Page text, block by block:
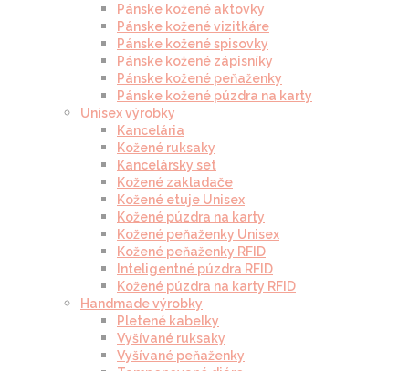
Pánske kožené aktovky
Pánske kožené vizitkáre
Pánske kožené spisovky
Pánske kožené zápisníky
Pánske kožené peňaženky
Pánske kožené púzdra na karty
Unisex výrobky
Kancelária
Kožené ruksaky
Kancelársky set
Kožené zakladače
Kožené etuje Unisex
Kožené púzdra na karty
Kožené peňaženky Unisex
Kožené peňaženky RFID
Inteligentné púzdra RFID
Kožené púzdra na karty RFID
Handmade výrobky
Pletené kabelky
Vyšívané ruksaky
Vyšívané peňaženky